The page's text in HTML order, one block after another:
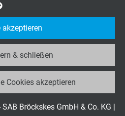
Google für Website-Analysen.
statistische Daten darüber, wie der
die Website nutzt.
Google Analytics
LLC
Cookies akzeptieren
& schließen
akzeptieren
Bröckskes GmbH & Co. KG |